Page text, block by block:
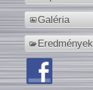
Galéria
Eredmények